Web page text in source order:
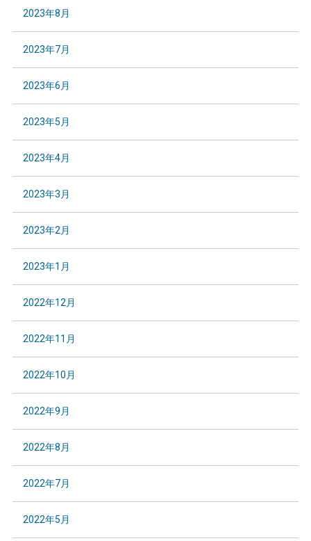
2023年8月
2023年7月
2023年6月
2023年5月
2023年4月
2023年3月
2023年2月
2023年1月
2022年12月
2022年11月
2022年10月
2022年9月
2022年8月
2022年7月
2022年5月